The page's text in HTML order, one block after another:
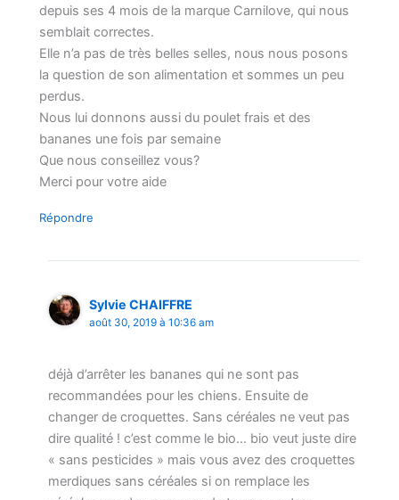
depuis ses 4 mois de la marque Carnilove, qui nous
semblait correctes.
Elle n’a pas de très belles selles, nous nous posons
la question de son alimentation et sommes un peu
perdus.
Nous lui donnons aussi du poulet frais et des
bananes une fois par semaine
Que nous conseillez vous?
Merci pour votre aide
Répondre
Sylvie CHAIFFRE
août 30, 2019 à 10:36 am
déjà d’arrêter les bananes qui ne sont pas
recommandées pour les chiens. Ensuite de
changer de croquettes. Sans céréales ne veut pas
dire qualité ! c’est comme le bio… bio veut juste dire
« sans pesticides » mais vous avez des croquettes
merdiques sans céréales si on remplace les